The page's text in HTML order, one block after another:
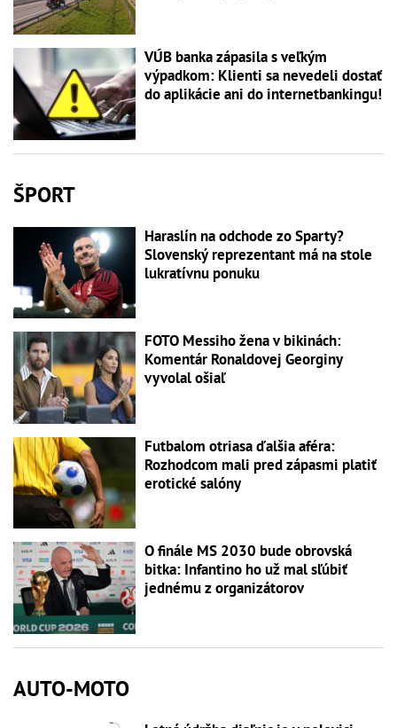
VÚB banka zápasila s veľkým
výpadkom: Klienti sa nevedeli dostať
do aplikácie ani do internetbankingu!
ŠPORT
Haraslín na odchode zo Sparty?
Slovenský reprezentant má na stole
lukratívnu ponuku
FOTO Messiho žena v bikinách:
Komentár Ronaldovej Georginy
vyvolal ošiaľ
Futbalom otriasa ďalšia aféra:
Rozhodcom mali pred zápasmi platiť
erotické salóny
O finále MS 2030 bude obrovská
bitka: Infantino ho už mal sľúbiť
jednému z organizátorov
AUTO-MOTO